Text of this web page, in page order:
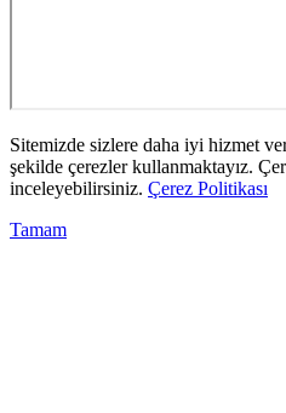
Sitemizde sizlere daha iyi hizmet
şekilde çerezler kullanmaktayız.
inceleyebilirsiniz. Çerez Politikası
Tamam